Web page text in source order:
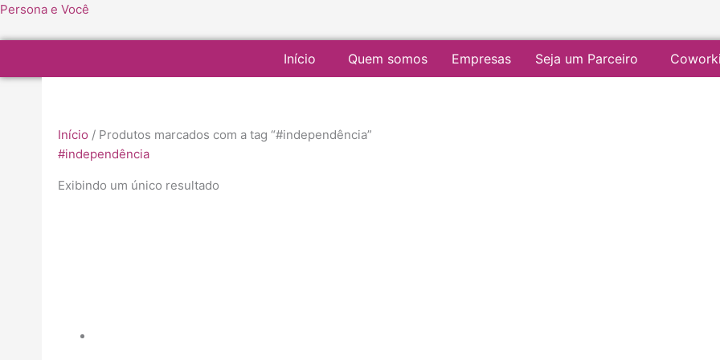
Ir
Persona e Você
Início Quem somos Empresas Seja um Parceiro
Início / Produtos marcados com a tag “#independência”
#independência
Exibindo um único resultado